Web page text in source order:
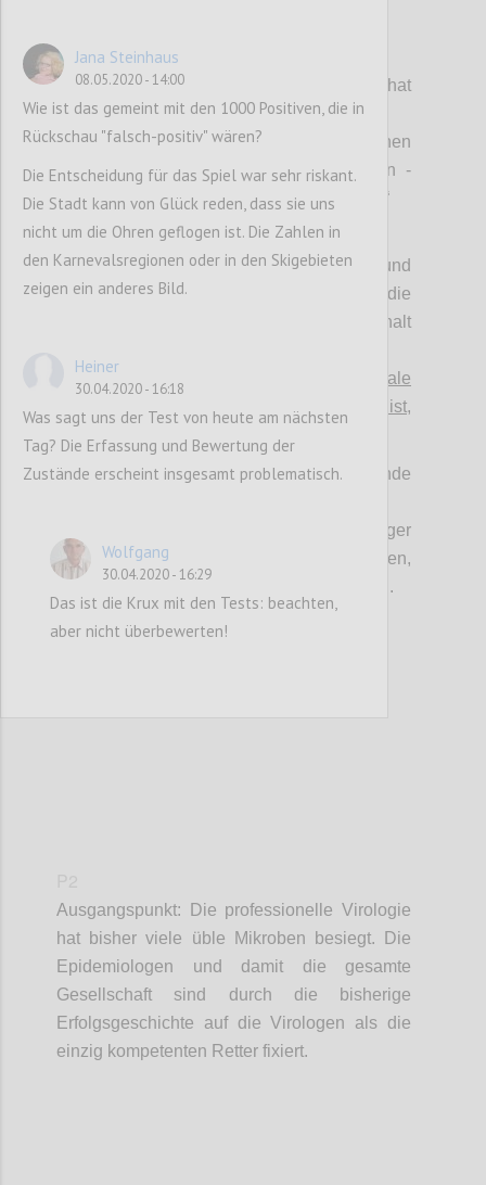
(4) Wertekanon
> „Jedes einzelne Leben zu schützen hat
oberste Priorität“ vs.
> „Fokussierung auf Schutz des einzelnen
Lebens führt zu immensen Folgeschäden -
auch und gerade an menschlichem Leben.“
(5) Antivirale Bekämpfungsmittel:
> „Wir wissen, wie spezifische Impfungen und
Medikamente zu entwickeln sind; die
klinische Validierung muss halt
> "Es gibt ~100 unspezifische antivirale
„Hausmittel“, deren Wirkung zwar unsicher ist,
Jede dieser Positionen hat ernstzunehmende
Jede Position hat bei einseitiger
Durchsetzung Risiken und Nebenwirkungen,
die für die Gegenseite nicht aushaltbar sind.
Ausgangspunkt:
Die professionelle Virologie
hat bisher viele üble Mikroben besiegt.
Die
Epidemiologen und damit die gesamte
Gesellschaft sind durch die bisherige
Erfolgsgeschichte auf die Virologen als die
einzig kompetenten Retter fixiert.
Jana Steinhaus
08.05.2020 - 14:00
Wie ist das gemeint mit den 1000 Positiven, die in
Rückschau "falsch-positiv" wären?
Die Entscheidung für das Spiel war sehr riskant.
Die Stadt kann von Glück reden, dass sie uns
nicht um die Ohren geflogen ist. Die Zahlen in
den Karnevalsregionen oder in den Skigebieten
zeigen ein anderes Bild.
Heiner
30.04.2020 - 16:18
Was sagt uns der Test von heute am nächsten
Tag? Die Erfassung und Bewertung der
Zustände erscheint insgesamt problematisch.
Wolfgang
30.04.2020 - 16:29
Das ist die Krux mit den Tests: beachten,
aber nicht überbewerten!